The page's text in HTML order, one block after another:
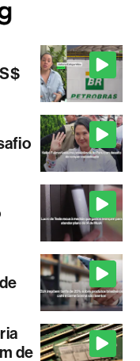
de